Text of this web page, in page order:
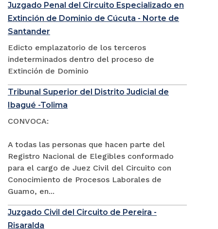
Juzgado Penal del Circuito Especializado en
Extinción de Dominio de Cúcuta - Norte de
Santander
Edicto emplazatorio de los terceros
indeterminados dentro del proceso de
Extinción de Dominio
Tribunal Superior del Distrito Judicial de
Ibagué -Tolima
CONVOCA:
A todas las personas que hacen parte del
Registro Nacional de Elegibles conformado
para el cargo de Juez Civil del Circuito con
Conocimiento de Procesos Laborales de
Guamo, en...
Juzgado Civil del Circuito de Pereira -
Risaralda